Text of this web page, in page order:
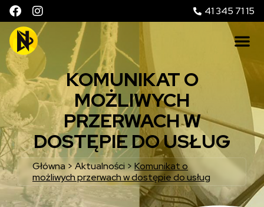
41 345 71 15
KOMUNIKAT O
MOŻLIWYCH
PRZERWACH W
DOSTĘPIE DO USŁUG
Główna >Aktualności > Komunikat o
możliwych przerwach w dostępie do usług